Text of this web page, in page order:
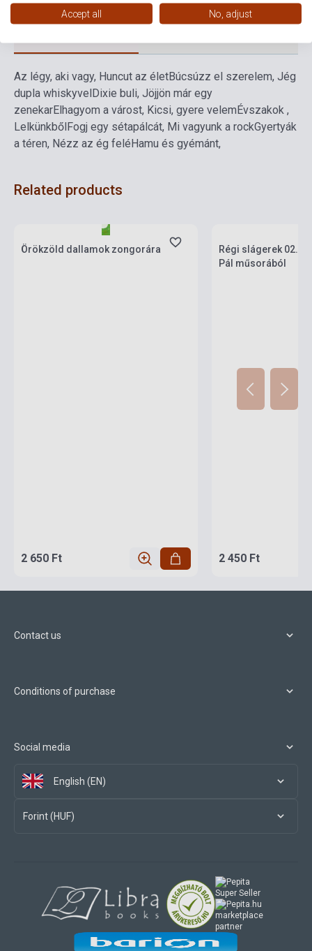
Az légy, aki vagy, Huncut az életBúcsúzz el szerelem, Jég
dupla whiskyvelDixie buli, Jöjjön már egy
zenekarElhagyom a várost, Kicsi, gyere velemÉvszakok ,
LelkünkbőlFogj egy sétapálcát, Mi vagyunk a rockGyertyák
a téren, Nézz az ég feléHamu és gyémánt,
Related products
Örökzöld dallamok zongorára
2 650 Ft
Régi slágerek 02.
Pál műsorából
2 450 Ft
Contact us
Conditions of purchase
Social media
English (EN)
Forint (HUF)
marketplace
partner
Accept all No, adjust